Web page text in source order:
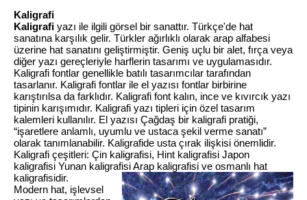
Kaligrafi
Kaligrafi yazı ile ilgili görsel bir sanattır. Türkçe'de hat
sanatına karşılık gelir. Türkler ağırlıklı olarak arap alfabesi
üzerine hat sanatını geliştirmiştir. Geniş uçlu bir alet, fırça veya
diğer yazı gereçleriyle harflerin tasarımı ve uygulamasıdır.
Kaligrafi fontlar genellikle batılı tasarımcılar tarafından
tasarlanır. Kaligrafi fontlar ile el yazısı fontlar birbirine
karıştırılsa da farklıdır. Kaligrafi font kalın, ince ve kıvırcık yazı
tipinin karışımıdır. Kaligrafi yazı tipleri için özel tasarım
kalemleri kullanılır. El yazısı Çağdaş bir kaligrafi pratiği,
“işaretlere anlamlı, uyumlu ve ustaca şekil verme sanatı”
olarak tanımlanabilir. Kaligrafide usta çırak ilişkisi önemlidir.
Kaligrafi çeşitleri: Çin kaligrafisi, Hint kaligrafisi Japon
kaligrafisi Yunan kaligrafisi Arap kaligrafisi ve osmanlı hat
kaligrafisidir.
Modern hat, işlevsel